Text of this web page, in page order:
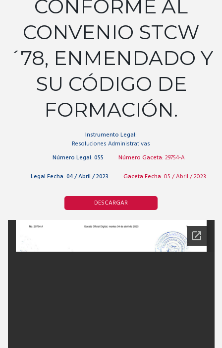
CONFORME AL
CONVENIO STCW
´78, ENMENDADO Y
SU CÓDIGO DE
FORMACIÓN.
Instrumento Legal:
Resoluciones Administrativas
Número Legal: 055 Número Gaceta: 29754-A
Legal Fecha: 04 / Abril / 2023 Gaceta Fecha: 05 / Abril / 2023
DESCARGAR